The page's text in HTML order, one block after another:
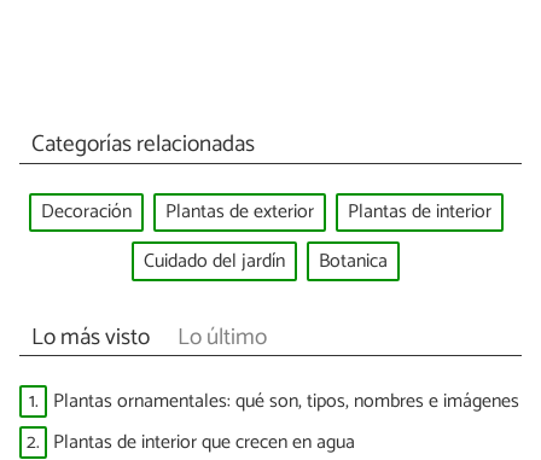
Categorías relacionadas
Decoración Plantas de exterior
Plantas de interior
Cuidado del jardín
Botanica
Lo más visto Lo último
1. Plantas ornamentales: qué son, tipos, nombres e imágenes
2. Plantas de interior que crecen en agua